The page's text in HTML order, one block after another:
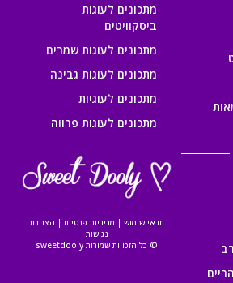
מתכונים לעוגות
ביסקוויטים
מתכונים לעוגות שמרים
מתכונים לעוגות גבינה
מתכונים לעוגיות
מתכונים לעוגות פרווה
תנאי שימוש | מדיניות פרטיות | הצהרת
נגישות
© כל הזכויות שמורות sweetdooly